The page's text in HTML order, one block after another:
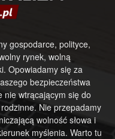
gospodarce, polityce,
rynek, wolną
Opowiadamy się za
bezpieczeństwa
nie wtrącającym się do
Nie przepadamy
wolność słowa i
myślenia. Warto tu